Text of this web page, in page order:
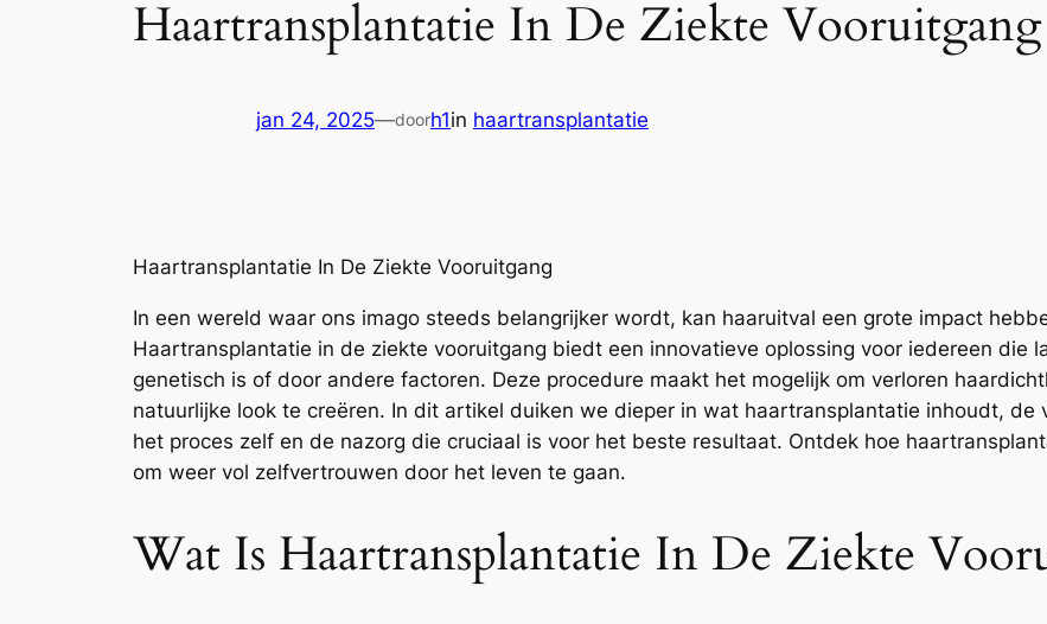
Haartransplantatie In De Ziekte Vooruitgang
jan 24, 2025—doorh1in haartransplantatie
Haartransplantatie In De Ziekte Vooruitgang
In een wereld waar ons imago steeds belangrijker wordt, kan haaruitval een grote impact
Haartransplantatie in de ziekte vooruitgang biedt een innovatieve oplossing voor iedereen die
genetisch is of door andere factoren. Deze procedure maakt het mogelijk om verloren
natuurlijke look te creëren. In dit artikel duiken we dieper in wat haartransplantatie inhoudt,
het proces zelf en de nazorg die cruciaal is voor het beste resultaat. Ontdek hoe
om weer vol zelfvertrouwen door het leven te gaan.
Wat Is Haartransplantatie In De Ziekte